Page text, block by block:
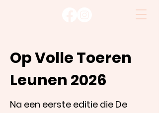
Op Volle Toeren
Leunen 2026
Na een eerste editie die De